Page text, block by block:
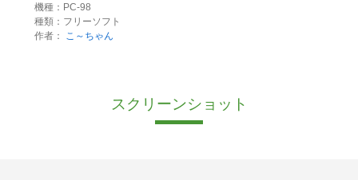
機種：PC-98
種類：フリーソフト
作者：
こ～ちゃん
スクリーンショット